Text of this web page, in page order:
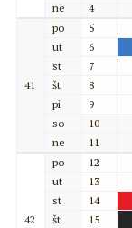
ne
4
41
po
5
ut
6
st
7
št
8
pi
9
so
10
ne
11
42
po
12
ut
13
st
14
št
15